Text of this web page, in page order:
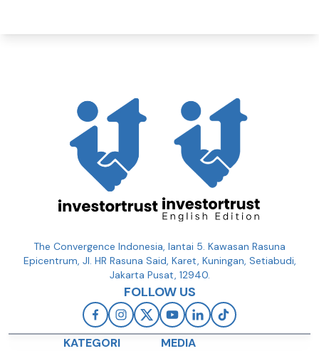
The Convergence Indonesia, lantai 5. Kawasan Rasuna
Epicentrum, Jl. HR Rasuna Said, Karet, Kuningan, Setiabudi,
Jakarta Pusat, 12940.
FOLLOW US
KATEGORI MEDIA